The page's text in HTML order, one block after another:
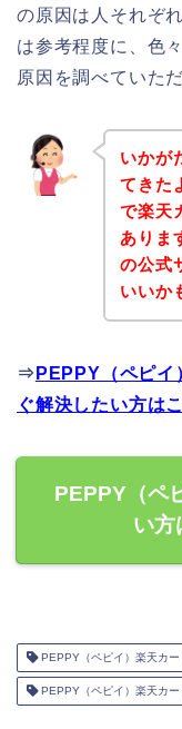
の原因は人それぞ
は参考程度に、色
原因を調べていた
いかが
てきた
で楽天
ありま
の公式
いいか
⇒ PEPPY（ペピイ
ぐ解決したい方は
PEPPY（ペ
い方
PEPPY（ペピイ）楽天カー
PEPPY（ペピイ）楽天カー